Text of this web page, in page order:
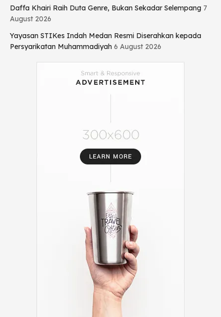
Daffa Khairi Raih Duta Genre, Bukan Sekadar Selempang 7
August 2026
Yayasan STIKes Indah Medan Resmi Diserahkan kepada
Persyarikatan Muhammadiyah 6 August 2026